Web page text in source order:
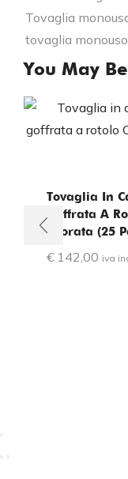
Tovaglia
tovaglia
You May
Tovaglia In
Goffrata A
Colorata (25
€ 142,00 iva